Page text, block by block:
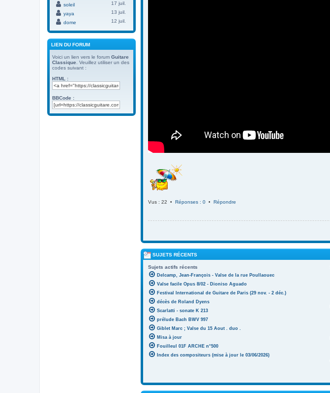
Vus : 22 • Réponses : 0 • Répondre
SUJETS RÉCENTS
Sujets actifs récents
Delcamp, Jean-François - Valse de la rue Poullaouec
Valse facile Opus 8/02 - Dioniso Aguado
Festival International de Guitare de Paris (29 nov. - 2 déc.)
décès de Roland Dyens
Scarlatti - sonate K 213
prélude Bach BWV 997
Giblet Marc ; Valse du 15 Aout . duo .
Misa à jour
Fouilleul 01F ARCHE n°500
Index des compositeurs (mise à jour le 03/06/2026)
soleil
17 juil.
yaya
13 juil.
dome
12 juil.
LIEN DU FORUM
Voici un lien vers le forum Guitare
Classique. Veuillez utiliser un des
codes suivant :
HTML :
BBCode :